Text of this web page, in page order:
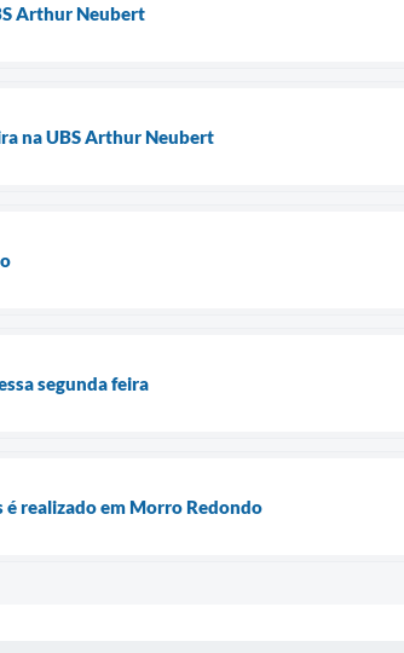
Arthur Neubert
na UBS Arthur Neubert
segunda feira
realizado em Morro Redondo